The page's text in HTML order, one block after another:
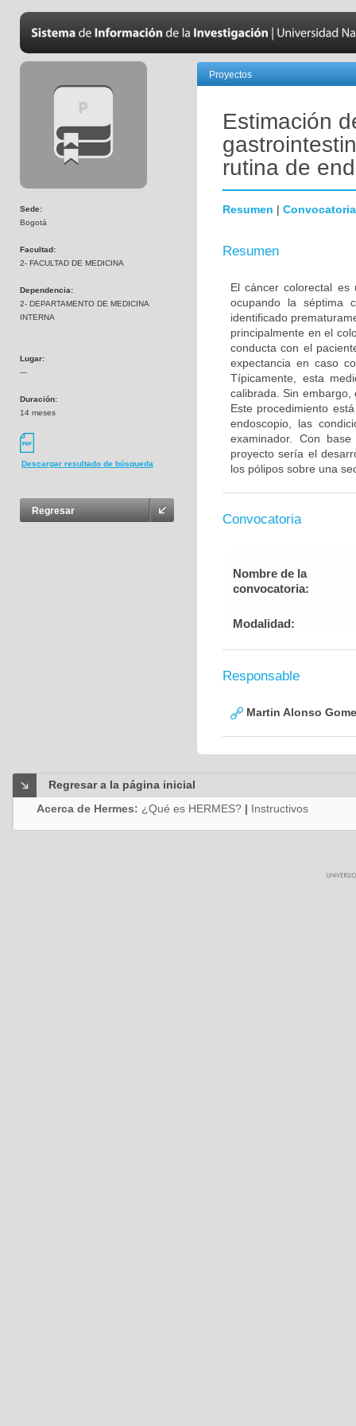
Sede:
Bogotá
Facultad:
2- FACULTAD DE MEDICINA
Dependencia:
2- DEPARTAMENTO DE MEDICINA
INTERNA
Lugar:
---
Duración:
14 meses
Descargar resultado de búsqueda
Regresar
Proyectos
Estimación
rutina de
Resumen | Convocatoria
Resumen
El cáncer colorectal
ocupando la séptima
identificado
principalmente en el
conducta con el
expectancia en caso
Típicamente, esta
calibrada. Sin
Este procedimiento
endoscopio, las
examinador. Con
proyecto sería el
los pólipos sobre una
Convocatoria
Nombre de la
convocatoria:
Modalidad:
Responsable
Martin Alonso
Regresar a la página inicial
Acerca de Hermes: ¿Qué es HERMES? | Instructivos